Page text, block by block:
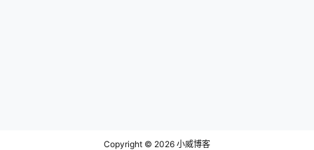
Copyright © 2026 小威博客